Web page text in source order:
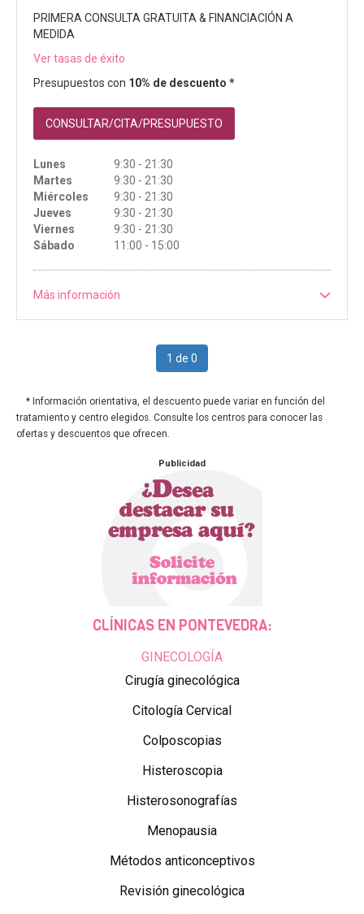
PRIMERA CONSULTA GRATUITA & FINANCIACIÓN A
MEDIDA
Ver tasas de éxito
Presupuestos con 10% de descuento *
CONSULTAR/CITA/PRESUPUESTO
Lunes
9:30 - 21:30
Martes
9:30 - 21:30
Miércoles
9:30 - 21:30
Jueves
9:30 - 21:30
Viernes
9:30 - 21:30
Sábado
11:00 - 15:00
Más información
1 de 0
* Información orientativa, el descuento puede variar en función del
tratamiento y centro elegidos. Consulte los centros para conocer las
ofertas y descuentos que ofrecen.
Publicidad
CLÍNICAS EN PONTEVEDRA:
GINECOLOGÍA
Cirugía ginecológica
Citología Cervical
Colposcopias
Histeroscopia
Histerosonografías
Menopausia
Métodos anticonceptivos
Revisión ginecológica